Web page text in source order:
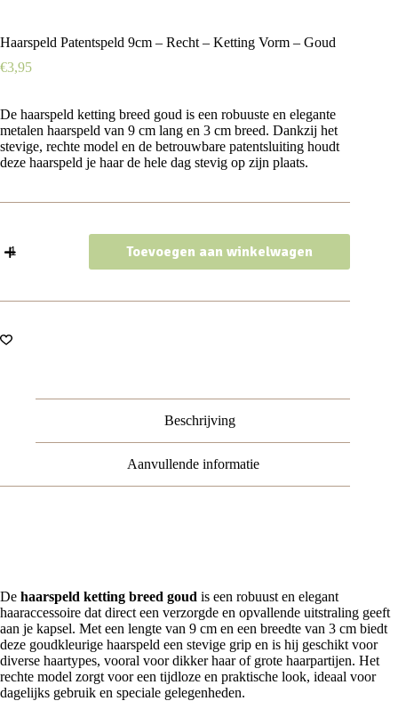
Haarspeld Patentspeld 9cm – Recht – Ketting Vorm – Goud
€3,95
De haarspeld ketting breed goud is een robuuste en elegante
metalen haarspeld van 9 cm lang en 3 cm breed. Dankzij het
stevige, rechte model en de betrouwbare patentsluiting houdt
deze haarspeld je haar de hele dag stevig op zijn plaats.
Patentspeld
Recht
Vorm
Toevoegen aan winkelwagen
Beschrijving
Aanvullende informatie
De haarspeld ketting breed goud is een robuust en elegant
haaraccessoire dat direct een verzorgde en opvallende uitstraling geeft
aan je kapsel. Met een lengte van 9 cm en een breedte van 3 cm biedt
deze goudkleurige haarspeld een stevige grip en is hij geschikt voor
diverse haartypes, vooral voor dikker haar of grote haarpartijen. Het
rechte model zorgt voor een tijdloze en praktische look, ideaal voor
dagelijks gebruik en speciale gelegenheden.